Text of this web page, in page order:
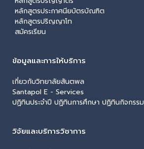
หลักสูตรประกาศนียบัตรบัณฑิต
หลักสูตรปริญญาโท
สมัครเรียน
ข้อมูลและการให้บริการ
เกี่ยวกับวิทยาลัยสันตพล
Santapol E - Services
ปฏิทินประจำปี ปฏิทินการศึกษา ปฏิทินกิจกรรม
วิจัยและบริการวิชาการ